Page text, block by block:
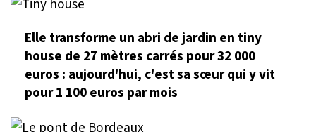
Elle transforme un abri de jardin en tiny
house de 27 mètres carrés pour 32 000
euros : aujourd'hui, c'est sa sœur qui y vit
pour 1 100 euros par mois